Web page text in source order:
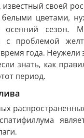
известный своей
цветами,
сезон.
с проблемой
года. Неужели
знать, как
период.